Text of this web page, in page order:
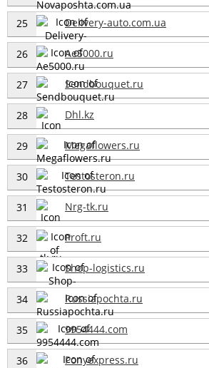
25 Delivery-auto.com.ua
26 Ae5000.ru
27 Sendbouquet.ru
28 Dhl.kz
29 Megaflowers.ru
30 Testosteron.ru
31 Nrg-tk.ru
32 Proft.ru
33 Shop-logistics.ru
34 Russiapochta.ru
35 9954444.com
36 Ponyexpress.ru